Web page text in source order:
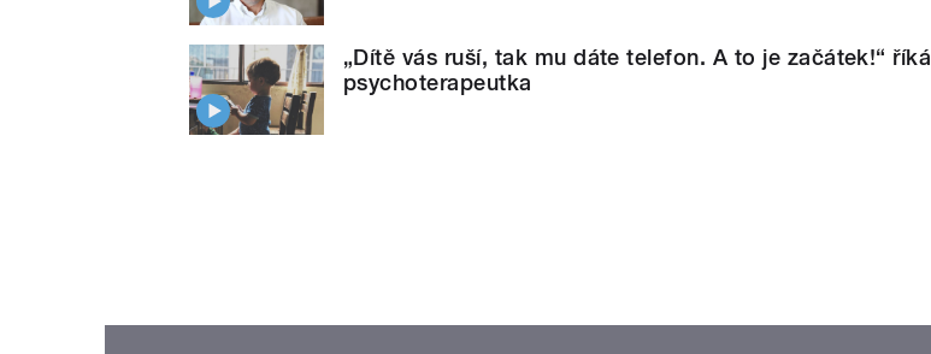
„Dítě vás ruší, tak mu dáte telefon. A to je začátek!“ říká
psychoterapeutka